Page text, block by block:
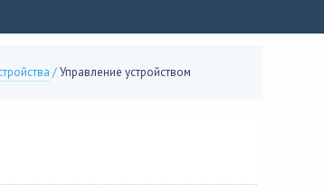
/Управление устройством